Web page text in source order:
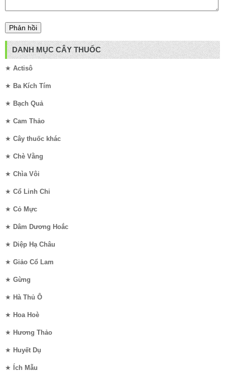
DANH MỤC CÂY THUỐC
★ Actisô
★ Ba Kích Tím
★ Bạch Quả
★ Cam Thảo
★ Cây thuốc khác
★ Chè Vằng
★ Chìa Vôi
★ Cổ Linh Chi
★ Cỏ Mực
★ Dâm Dương Hoắc
★ Diệp Hạ Châu
★ Giảo Cổ Lam
★ Gừng
★ Hà Thủ Ô
★ Hoa Hoè
★ Hương Thảo
★ Huyết Dụ
★ Ích Mẫu